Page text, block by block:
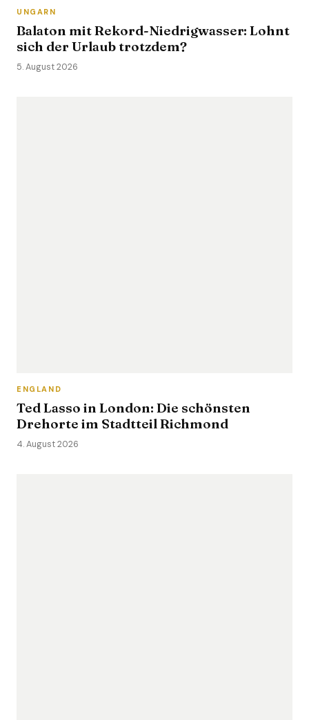
UNGARN
Balaton mit Rekord-Niedrigwasser: Lohnt
sich der Urlaub trotzdem?
5. August 2026
ENGLAND
Ted Lasso in London: Die schönsten
Drehorte im Stadtteil Richmond
4. August 2026